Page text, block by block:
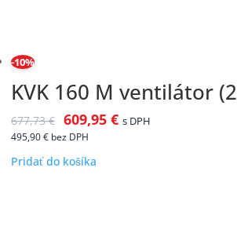
-10%
KVK 160 M ventilátor
677,73€ 609,95 € s DPH
495,90€ bez DPH
Pridať do košíka